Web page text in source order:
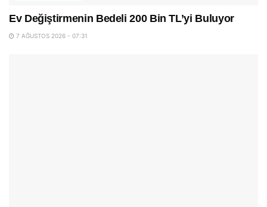
Ev Değiştirmenin Bedeli 200 Bin TL’yi Buluyor
7 AĞUSTOS 2026 - 07:31